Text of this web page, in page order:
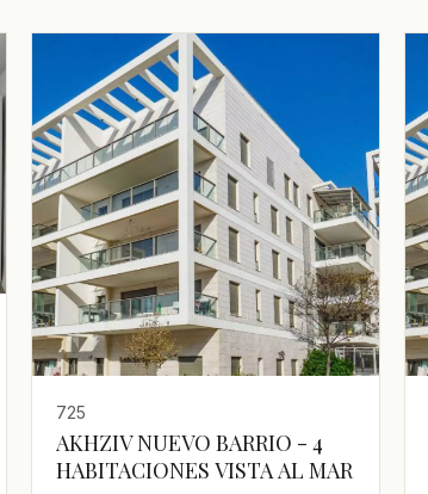
725
AKHZIV NUEVO BARRIO - 4
HABITACIONES VISTA AL MAR